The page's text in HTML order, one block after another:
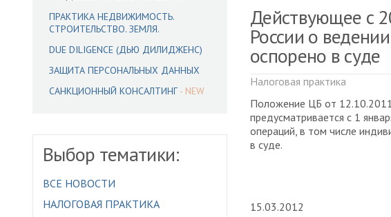
ПРАКТИКА НЕДВИЖИМОСТЬ.
СТРОИТЕЛЬСТВО. ЗЕМЛЯ.
DUE DILIGENCE (ДЬЮ ДИЛИДЖЕНС)
ЗАЩИТА ПЕРСОНАЛЬНЫХ ДАННЫХ
САНКЦИОННЫЙ КОНСАЛТИНГ
Выбор тематики:
ВСЕ НОВОСТИ
НАЛОГОВАЯ ПРАКТИКА
Действующее с
России о
оспорено в суде
Налоговая практика
Положение ЦБ от
предусматривается с 1
операций, в том числе
в суде.
15.03.2012